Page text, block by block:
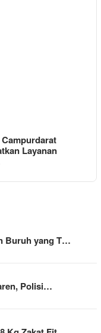
Campurdarat
Layanan
Buruh yang T…
Polisi…